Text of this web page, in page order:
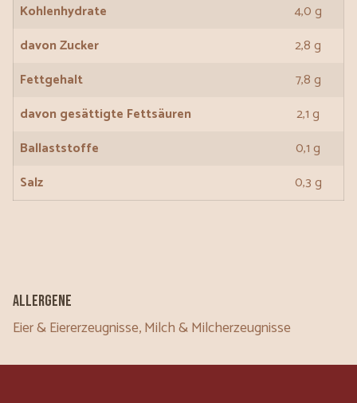
Kohlenhydrate
4,0 g
davon Zucker
2,8 g
Fettgehalt
7,8 g
davon gesättigte Fettsäuren
2,1 g
Ballaststoffe
0,1 g
Salz
0,3 g
Allergene
Eier & Eiererzeugnisse, Milch & Milcherzeugnisse